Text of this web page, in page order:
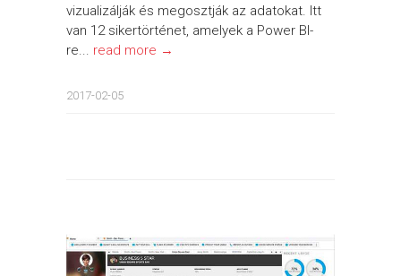
vizualizálják és megosztják az adatokat. Itt
van 12 sikertörténet, amelyek a Power BI-
re... read more →
2017-02-05